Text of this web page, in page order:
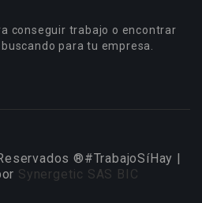
conseguir trabajo o encontrar
para tu empresa.
®#TrabajoSíHay |
Synergetic SAS BIC